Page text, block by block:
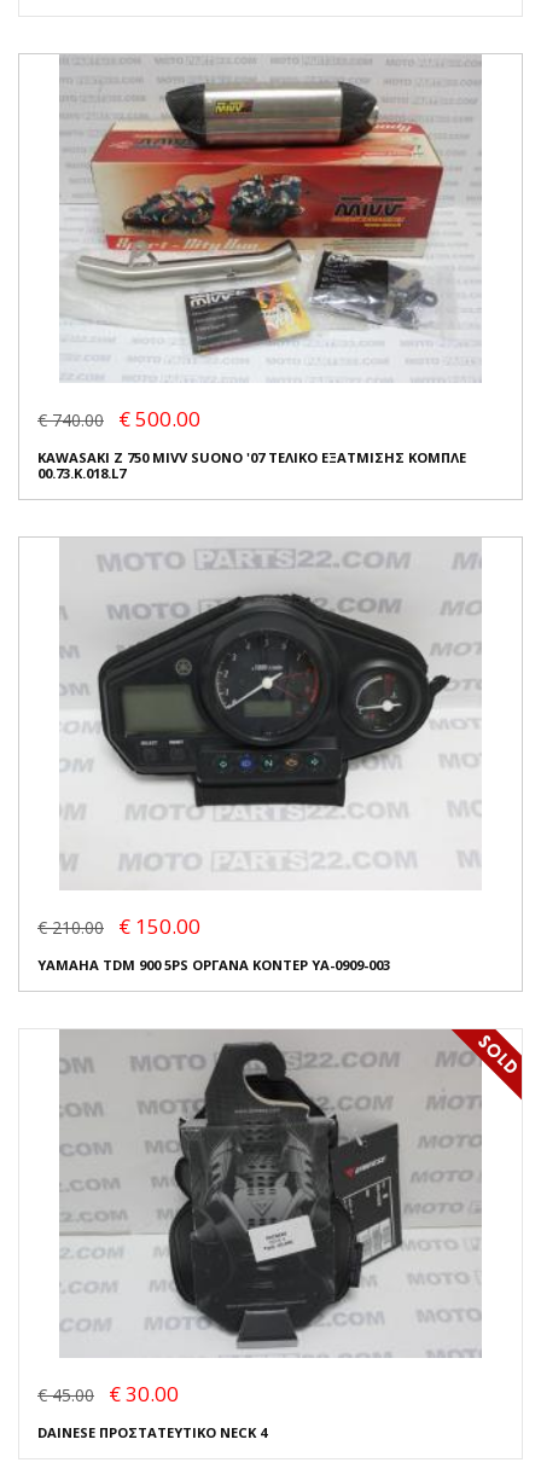
€ 740.00 € 500.00
KAWASAKI Z 750 MIVV SUONO '07 ΤΕΛΙΚΟ ΕΞΑΤΜΙΣΗΣ ΚΟΜΠΛΕ
00.73.K.018.L7
€ 210.00 € 150.00
YAMAHA TDM 900 5PS ΟΡΓΑΝΑ ΚΟΝΤΕΡ YA-0909-003
€ 45.00 € 30.00
DAINESE ΠΡΟΣΤΑΤΕΥΤΙΚΟ NECK 4